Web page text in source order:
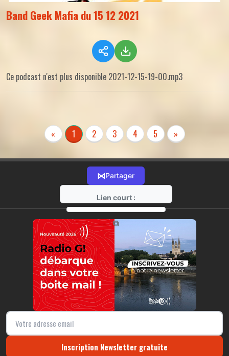
Band Geek Mafia du 15 12 2021
Ce podcast n'est plus disponible 2021-12-15-19-00.mp3
« 1 2 3 4 5 »
⋈Partager
Lien court :
https://radio-g.fr?r62
⧉
Inscription Newsletter gratuite